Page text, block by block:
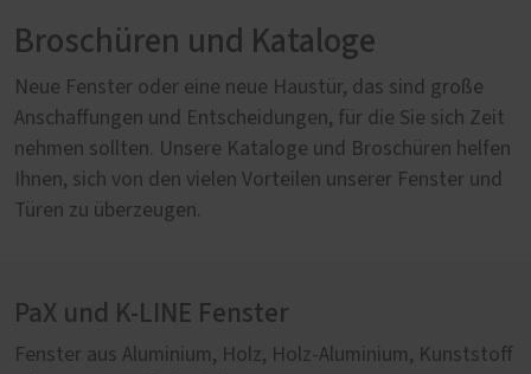
Broschüren und Kataloge
Neue Fenster oder eine neue Haustür, das sind große
Anschaffungen und Entscheidungen, für die Sie sich Zeit
nehmen sollten. Unsere Kataloge und Broschüren helfen
Ihnen, sich von den vielen Vorteilen unserer Fenster und
Türen zu überzeugen.
PaX und K-LINE Fenster
Fenster aus Aluminium, Holz, Holz-Aluminium, Kunststoff